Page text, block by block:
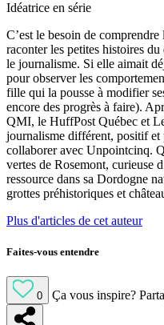
Idéatrice en série
C’est le besoin de
raconter les petites histoires
le journalisme. Si elle aimait
pour observer les
fille qui la pousse à modifier
encore des progrès à faire).
QMI, le HuffPost Québec et
journalisme différent, positif et
collaborer avec Unpointcinq.
vertes de Rosemont, curieuse
ressource dans sa Dordogne
grottes préhistoriques et
Plus d'articles de cet auteur
Faites-vous entendre
0 Ça vous inspire?